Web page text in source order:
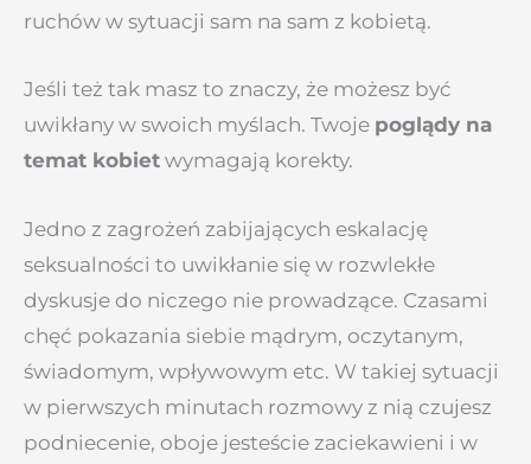
ruchów w sytuacji sam na sam z kobietą.
Jeśli też tak masz to znaczy, że możesz być
uwikłany w swoich myślach. Twoje poglądy na
temat kobiet wymagają korekty.
Jedno z zagrożeń zabijających eskalację
seksualności to uwikłanie się w rozwlekłe
dyskusje do niczego nie prowadzące. Czasami
chęć pokazania siebie mądrym, oczytanym,
świadomym, wpływowym etc. W takiej sytuacji
w pierwszych minutach rozmowy z nią czujesz
podniecenie, oboje jesteście zaciekawieni i w